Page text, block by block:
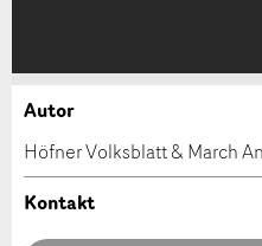
Anzeige
Ihr Feedback wird sehr
Anzeige
Empfehlen Sie diese
Autor
Höfner Volksblatt & March
Kontakt